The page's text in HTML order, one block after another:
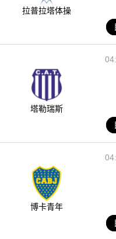
拉普拉塔体操
塔勒瑞斯
博卡青年